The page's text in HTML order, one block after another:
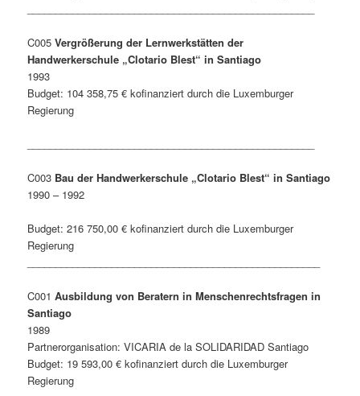
C005Vergrößerung der Lernwerkstätten der
Handwerkerschule „Clotario Blest“ in Santiago
1993
Budget: 104 358,75 € kofinanziert durch die Luxemburger
Regierung
C003 Bau der Handwerkerschule „Clotario Blest“ in Santiago
1990 – 1992
Budget: 216 750,00 € kofinanziert durch die Luxemburger
Regierung
C001Ausbildung von Beratern in Menschenrechtsfragen in
Santiago
1989
Partnerorganisation: VICARIA de la SOLIDARIDAD Santiago
Budget: 19 593,00 € kofinanziert durch die Luxemburger
Regierung